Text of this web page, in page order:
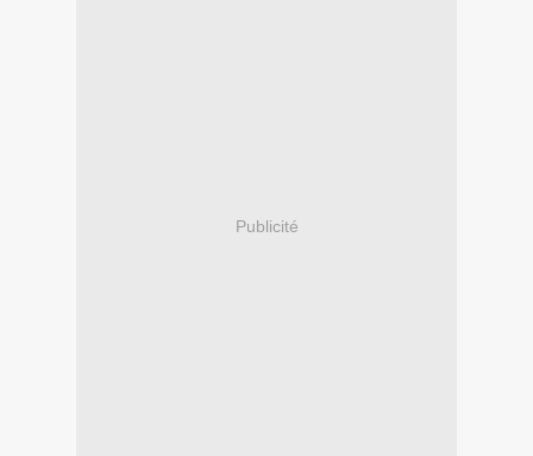
Publicité